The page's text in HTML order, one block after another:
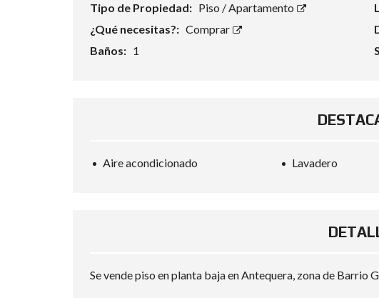
Tipo de Propiedad: Piso / Apartamento
¿Qué necesitas?: Comprar
Baños: 1
Aire acondicionado Lavadero
Se vende piso en planta baja en Antequera, zona de Barrio